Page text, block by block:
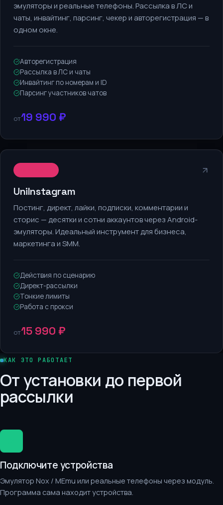
эмуляторы и реальные телефоны. Рассылка в ЛС и
чаты, инвайтинг, парсинг, чекер и авторегистрация — в
одном окне.
Авторегистрация
Рассылка в ЛС и чаты
Инвайтинг по номерам и ID
Парсинг участников чатов
от19 990 ₽
UniInstagram
Постинг, директ, лайки, подписки, комментарии и
сторис — десятки и сотни аккаунтов через Android-
эмуляторы. Идеальный инструмент для бизнеса,
маркетинга и SMM.
Действия по сценарию
Директ-рассылки
Тонкие лимиты
Работа с прокси
от15 990 ₽
КАК ЭТО РАБОТАЕТ
От установки до первой
рассылки
Подключите устройства
Эмулятор Nox / MEmu или реальные телефоны через модуль.
Программа сама находит устройства.